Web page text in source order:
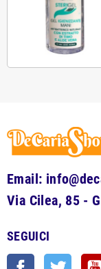
Email:
Via Cilea, 85 -
SEGUICI
Facebook